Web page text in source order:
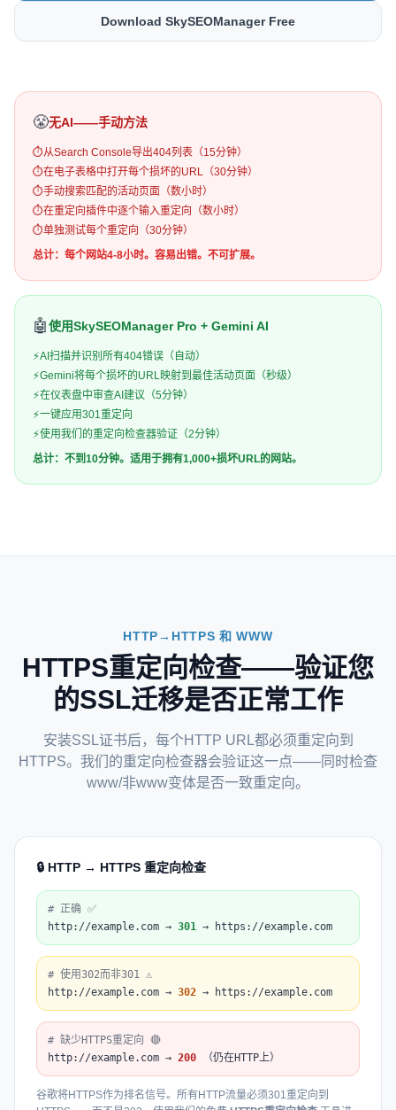
Download SkySEOManager Free
😤无AI——手动方法
⏱从Search Console导出404列表（15分钟）
⏱在电子表格中打开每个损坏的URL（30分钟）
⏱手动搜索匹配的活动页面（数小时）
⏱在重定向插件中逐个输入重定向（数小时）
⏱单独测试每个重定向（30分钟）
总计：每个网站4-8小时。容易出错。不可扩展。
🤖使用SkySEOManager Pro + Gemini AI
⚡AI扫描并识别所有404错误（自动）
⚡Gemini将每个损坏的URL映射到最佳活动页面（秒级）
⚡在仪表盘中审查AI建议（5分钟）
⚡一键应用301重定向
⚡使用我们的重定向检查器验证（2分钟）
总计：不到10分钟。适用于拥有1,000+损坏URL的网站。
HTTP→HTTPS 和 WWW
HTTPS重定向检查——验证您
的SSL迁移是否正常工作
安装SSL证书后，每个HTTP URL都必须重定向到
HTTPS。我们的重定向检查器会验证这一点——同时检查
www/非www变体是否一致重定向。
🔒 HTTP → HTTPS 重定向检查
# 正确 ✅
http://example.com → 301 → https://example.com
# 使用302而非301 ⚠️
http://example.com → 302 → https://example.com
# 缺少HTTPS重定向 🔴
http://example.com → 200 （仍在HTTP上）
谷歌将HTTPS作为排名信号。所有HTTP流量必须301重定向到